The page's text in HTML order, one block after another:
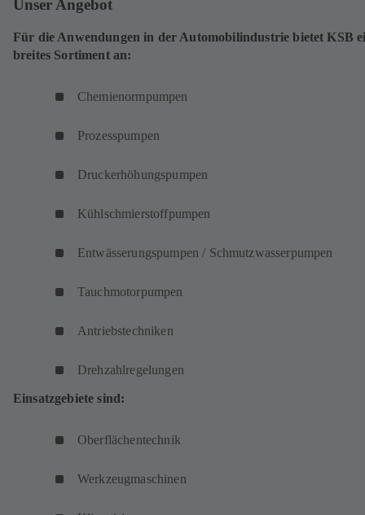
Unser Angebot
Für die Anwendungen in der Automobilindustrie bietet KSB
breites Sortiment an:
Chemienormpumpen
Prozesspumpen
Druckerhöhungspumpen
Kühlschmierstoffpumpen
Entwässerungspumpen / Schmutzwasserpumpen
Tauchmotorpumpen
Antriebstechniken
Drehzahlregelungen
Einsatzgebiete sind:
Oberflächentechnik
Werkzeugmaschinen